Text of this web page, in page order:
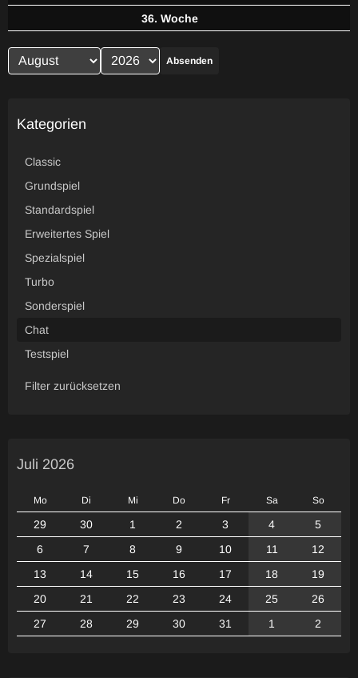
36. Woche
Absenden
Kategorien
Classic
Grundspiel
Standardspiel
Erweitertes Spiel
Spezialspiel
Turbo
Sonderspiel
Chat
Testspiel
Filter zurücksetzen
Juli 2026
Mo Di Mi Do Fr Sa So
29 30 1 2 3 4
5
6
7 8 9 10 11
12
13
14 15 16 17 18
19
20
21 22 23 24 25
26
27
28 29 30 31 1 2